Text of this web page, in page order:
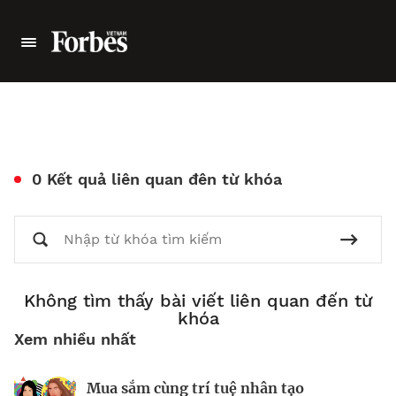
0 Kết quả liên quan đên từ khóa
Không tìm thấy bài viết liên quan đến từ
khóa
Xem nhiều nhất
Mua sắm cùng trí tuệ nhân tạo
Nhà sáng lập 25 tuổi và tham vọng lật
Kiểm soát bất ổn và bảo vệ sức khỏe